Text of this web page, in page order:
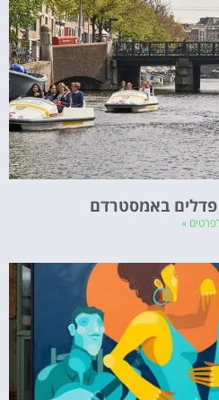
באמסטרדם
»